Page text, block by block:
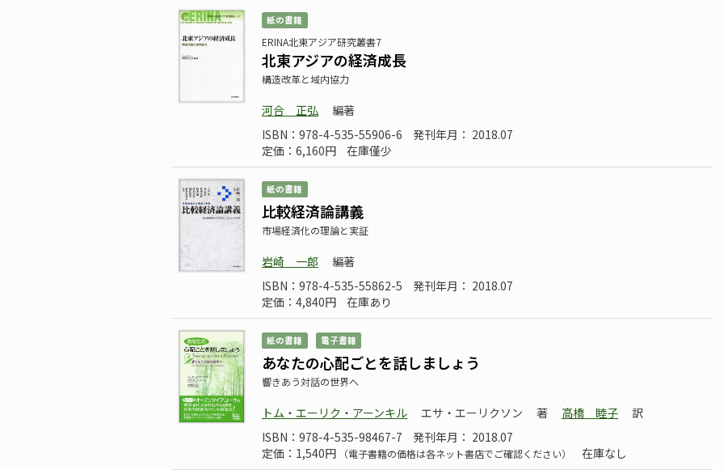
紙の書籍
ERINA北東アジア研究叢書7
北東アジアの経済成長
構造改革と域内協力
河合 正弘
編著
ISBN：978-4-535-55906-6
発刊年月： 2018.07
定価：6,160円
在庫僅少
紙の書籍
比較経済論講義
市場経済化の理論と実証
岩崎 一郎
編著
ISBN：978-4-535-55862-5
発刊年月： 2018.07
定価：4,840円
在庫あり
紙の書籍 電子書籍
あなたの心配ごとを話しましょう
響きあう対話の世界へ
トム・エーリク・アーンキル エサ・エーリクソン 著 高橋 睦子
訳
ISBN：978-4-535-98467-7
発刊年月： 2018.07
定価：1,540円
（電子書籍の価格は各ネット書店でご確認ください） 在庫なし